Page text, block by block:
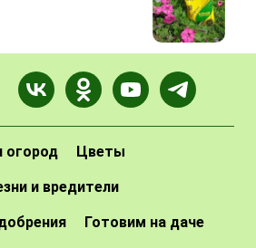
огород Цветы
и вредители
Готовим на даче